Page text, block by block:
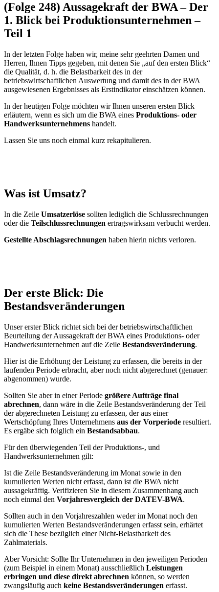
(Folge 248) Aussagekraft der BWA – Der
1. Blick bei Produktionsunternehmen –
Teil 1
In der letzten Folge haben wir, meine sehr geehrten Damen und
Herren, Ihnen Tipps gegeben, mit denen Sie „auf den ersten Blick“
die Qualität, d. h. die Belastbarkeit des in der
betriebswirtschaftlichen Auswertung und damit des in der BWA
ausgewiesenen Ergebnisses als Erstindikator einschätzen können.
In der heutigen Folge möchten wir Ihnen unseren ersten Blick
erläutern, wenn es sich um die BWA eines Produktions- oder
Handwerksunternehmens handelt.
Lassen Sie uns noch einmal kurz rekapitulieren.
Was ist Umsatz?
In die Zeile Umsatzerlöse sollten lediglich die Schlussrechnungen
oder die Teilschlussrechnungen ertragswirksam verbucht werden.
Gestellte Abschlagsrechnungen haben hierin nichts verloren.
Der erste Blick: Die
Bestandsveränderungen
Unser erster Blick richtet sich bei der betriebswirtschaftlichen
Beurteilung der Aussagekraft der BWA eines Produktions- oder
Handwerksunternehmen auf die Zeile Bestandsveränderung.
Hier ist die Erhöhung der Leistung zu erfassen, die bereits in der
laufenden Periode erbracht, aber noch nicht abgerechnet (genauer:
abgenommen) wurde.
Sollten Sie aber in einer Periode größere Aufträge final
abrechnen, dann wäre in die Zeile Bestandsveränderung der Teil
der abgerechneten Leistung zu erfassen, der aus einer
Wertschöpfung Ihres Unternehmens aus der Vorperiode resultiert.
Es ergäbe sich folglich ein Bestandsabbau.
Für den überwiegenden Teil der Produktions-, und
Handwerksunternehmen gilt:
Ist die Zeile Bestandsveränderung im Monat sowie in den
kumulierten Werten nicht erfasst, dann ist die BWA nicht
aussagekräftig. Verifizieren Sie in diesem Zusammenhang auch
noch einmal den Vorjahresvergleich der DATEV-BWA.
Sollten auch in den Vorjahreszahlen weder im Monat noch den
kumulierten Werten Bestandsveränderungen erfasst sein, erhärtet
sich die These bezüglich einer Nicht-Belastbarkeit des
Zahlmaterials.
Aber Vorsicht: Sollte Ihr Unternehmen in den jeweiligen Perioden
(zum Beispiel in einem Monat) ausschließlich Leistungen
erbringen und diese direkt abrechnen können, so werden
zwangsläufig auch keine Bestandsveränderungen erfasst.